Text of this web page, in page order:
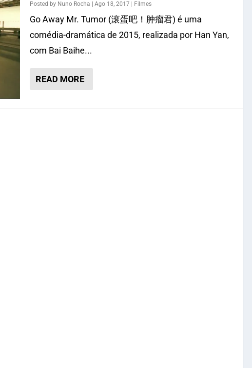
Posted by Nuno Rocha Ago 18, 2017| Filmes
Go Away Mr. Tumor (滚蛋吧！肿瘤君) é uma
comédia-dramática de 2015, realizada por Han Yan,
com Bai Baihe...
READ MORE